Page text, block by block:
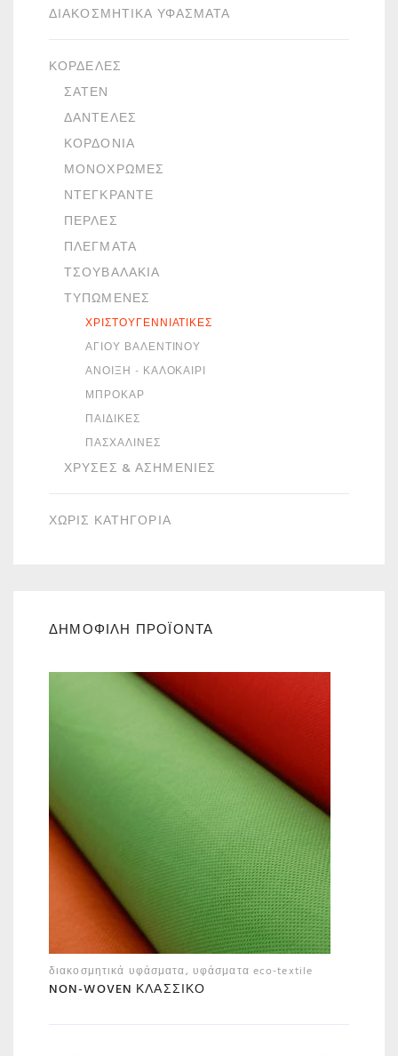
ΔΙΑΚΟΣΜΗΤΙΚΆ ΥΦΆΣΜΑΤΑ
ΚΟΡΔΈΛΕΣ
ΣΑΤΈΝ
ΔΑΝΤΈΛΕΣ
ΚΟΡΔΌΝΙΑ
ΜΟΝΌΧΡΩΜΕΣ
ΝΤΕΓΚΡΑΝΤΈ
ΠΈΡΛΕΣ
ΠΛΈΓΜΑΤΑ
ΤΣΟΥΒΑΛΆΚΙΑ
ΤΥΠΩΜΈΝΕΣ
ΧΡΙΣΤΟΥΓΕΝΝΙΆΤΙΚΕΣ
ΑΓΊΟΥ ΒΑΛΕΝΤΊΝΟΥ
ΆΝΟΙΞΗ - ΚΑΛΟΚΑΊΡΙ
ΜΠΡΟΚΆΡ
ΠΑΙΔΙΚΈΣ
ΠΑΣΧΑΛΙΝΈΣ
ΧΡΥΣΈΣ & ΑΣΗΜΈΝΙΕΣ
ΧΩΡΙΣ ΚΑΤΗΓΟΡΙΑ
ΔΗΜΟΦΙΛΗ ΠΡΟΪΟΝΤΑ
διακοσμητικά υφάσματα, υφάσματα eco-textile
NON-WOVEN ΚΛΑΣΣΙΚΌ